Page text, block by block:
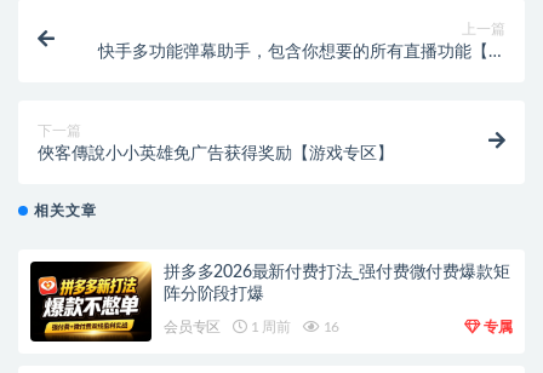
上一篇
快手多功能弹幕助手，包含你想要的所有直播功能【场
下一篇
俠客傳說小小英雄免广告获得奖励【游戏专区】
相关文章
拼多多2026最新付费打法_强付费微付费爆款矩
阵分阶段打爆
会员专区 1 周前 16 专属